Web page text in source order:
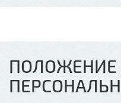
ПОЛОЖЕНИЕ